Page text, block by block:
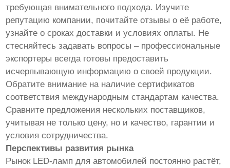
требующая внимательного подхода. Изучите
репутацию компании, почитайте отзывы о её работе,
узнайте о сроках доставки и условиях оплаты. Не
стесняйтесь задавать вопросы – профессиональные
экспортеры всегда готовы предоставить
исчерпывающую информацию о своей продукции.
Обратите внимание на наличие сертификатов
соответствия международным стандартам качества.
Сравните предложения нескольких поставщиков,
учитывая не только цену, но и качество, гарантии и
условия сотрудничества.
Перспективы развития рынка
Рынок LED-ламп для автомобилей постоянно растёт,